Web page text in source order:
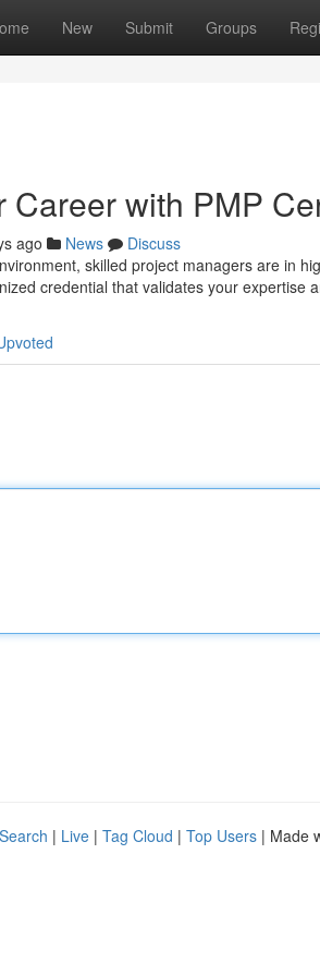
New Submit Groups
Career with PMP
ago News
Discuss
skilled project managers are in
credential that validates your expertise
| Live | Tag Cloud | Top Users | Made